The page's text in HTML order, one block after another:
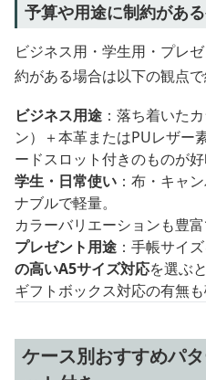
予算や用途に制約があ
ビジネス用・学生用・プレ
約がある場合は以下の観点で
ビジネス用途 ：落ち着いた
ン）＋本革またはPUレザー
ードスロット付きのものが好
学生・日常使い ：布・キャ
ナブルで軽量。
カラーバリエーションも豊富
プレゼント用途 ：手帳サイ
の高いA5サイズ対応を選ぶ
ギフトボックス対応の有無
ケース別おすすめパ